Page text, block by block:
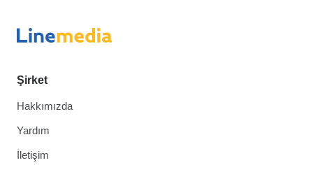
Şirket
Hakkımızda
Yardım
İletişim